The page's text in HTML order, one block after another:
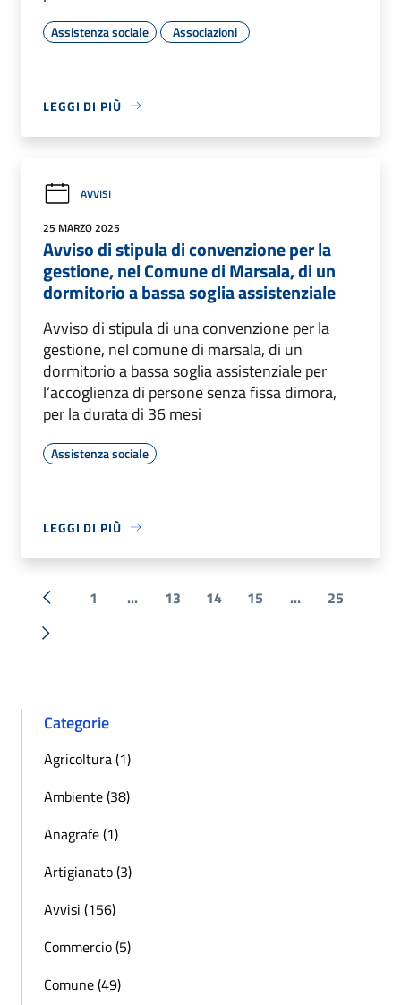
Assistenza sociale Associazioni
LEGGI DI PIÙ
AVVISI
25 MARZO 2025
Avviso di stipula di convenzione per la
gestione, nel Comune di Marsala, di un
dormitorio a bassa soglia assistenziale
Avviso di stipula di una convenzione per la
gestione, nel comune di marsala, di un
dormitorio a bassa soglia assistenziale per
l’accoglienza di persone senza fissa dimora,
per la durata di 36 mesi
Assistenza sociale
LEGGI DI PIÙ
« Precedente
1 ... 13 14 15 ... 25
Successiva »
Categorie
Agricoltura (1)
Ambiente (38)
Anagrafe (1)
Artigianato (3)
Avvisi (156)
Commercio (5)
Comune (49)